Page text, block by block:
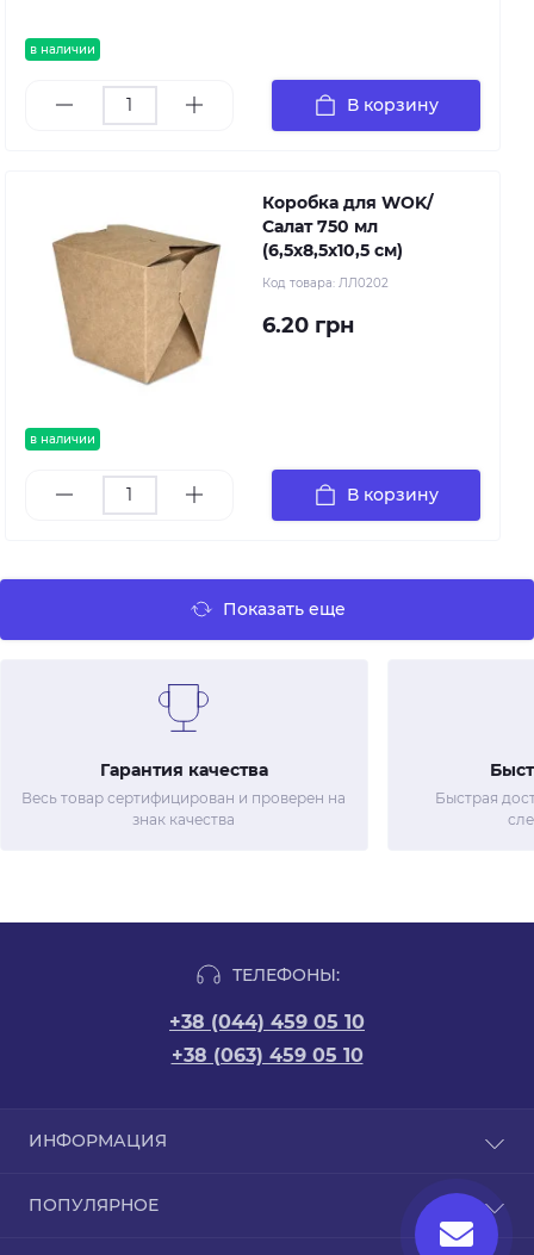
в наличии
В корзину
в наличии
Коробка для WOK/
Салат 750 мл
(6,5х8,5х10,5 см)
Код товара: ЛЛ0202
6.20 грн
В корзину
Показать еще
Гарантия качества
Весь товар сертифицирован и проверен на
знак качества
Быстрая
ТЕЛЕФОНЫ:
+38 (044) 459 05 10
+38 (063) 459 05 10
ИНФОРМАЦИЯ
Отзывы
ПОПУЛЯРНОЕ